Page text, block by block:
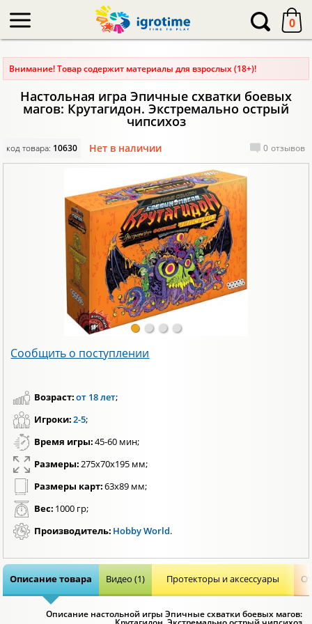
0
Внимание! Товар содержит материалы для взрослых (18+)!
Настольная игра Эпичные схватки боевых
магов: Крутагидон. Экстремально острый
чипсихоз
код товара: 10630 Нет в наличии 0 отзывов
Сообщить о поступлении
Возраст:от 18 лет;
Игроки:2-5;
Время игры:45-60 мин;
Размеры:275x70x195 мм;
Размеры карт:63х89 мм;
Вес: 1000 гр;
Производитель: Hobby World.
Описание товара Видео (1) Протекторы и аксессуары
Описание настольной игры Эпичные схватки боевых магов: